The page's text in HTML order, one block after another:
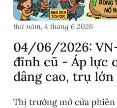
thứ năm, 4 tháng 6 2026
04/06/2026:
đỉnh cũ - Áp lực
dâng cao, trụ lớn
Thị trường mở cửa